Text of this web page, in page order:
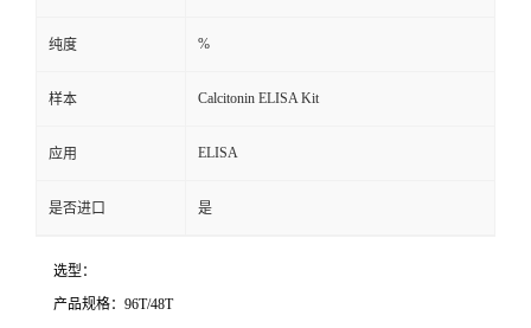
纯度 %
样本 Calcitonin ELISA Kit
应用 ELISA
是否进口 是
选型：
产品规格： 96T/48T